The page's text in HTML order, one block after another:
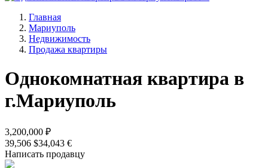
Главная
Мариуполь
Недвижимость
Продажа квартиры
Однокомнатная квартира в
г.Мариуполь
3,200,000 ₽
39,506 $34,043 €
Написать продавцу